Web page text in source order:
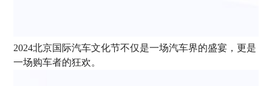
2024北京国际汽车文化节不仅是一场汽车界的盛宴，更是
一场购车者的狂欢。